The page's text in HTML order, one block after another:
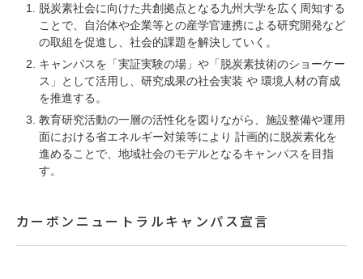
脱炭素社会に向けた共創拠点となる九州大学を広く周知する
ことで、自治体や企業等との産学官連携による研究開発など
の取組を促進し、社会的課題を解決していく。
キャンパスを「実証実験の場」や「脱炭素技術のショーケー
ス」として活用し、研究成果の社会実装 や 環境人材の育成
を推進する。
教育研究活動の一層の活性化を図りながら、施設整備や運用
面における省エネルギー対策等により 計画的に脱炭素化を
進めることで、地域社会のモデルとなるキャンパスを目指
す。
カーボンニュートラルキャンパス宣言